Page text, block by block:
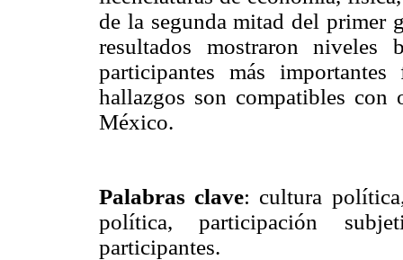
de la segunda mitad del primer
resultados mostraron
participantes más
hallazgos son compatibles con
México.
Palabras clave: cultura
política, participación
participantes.